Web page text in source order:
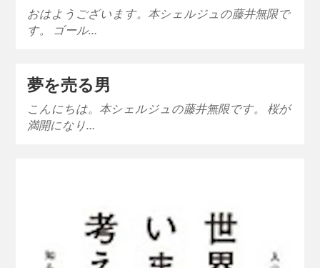
おはようございます。本シェルジュの藤井無限で
す。 ゴール…
夢を売る男
こんにちは。本シェルジュの藤井無限です。 桜が
満開になり…